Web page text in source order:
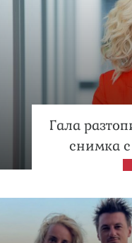
Гала
снимка